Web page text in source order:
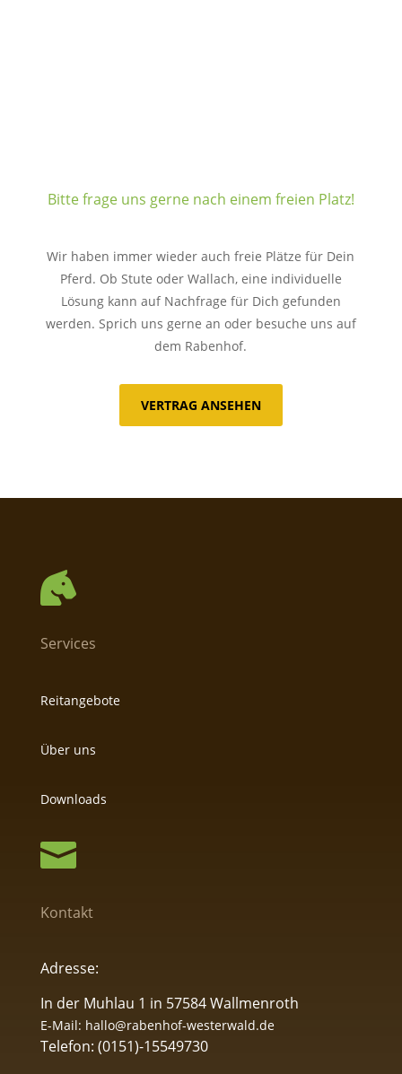
Bitte frage uns gerne nach einem freien Platz!
Wir haben immer wieder auch freie Plätze für Dein
Pferd. Ob Stute oder Wallach, eine individuelle
Lösung kann auf Nachfrage für Dich gefunden
werden. Sprich uns gerne an oder besuche uns auf
dem Rabenhof.
VERTRAG ANSEHEN

Services
Reitangebote
Über uns
Downloads

Kontakt
Adresse:
In der Muhlau 1 in 57584 Wallmenroth
E-Mail: hallo@rabenhof-westerwald.de
Telefon: (0151)-15549730